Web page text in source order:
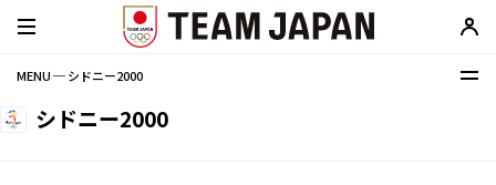
MENU ─ シドニー2000
シドニー2000